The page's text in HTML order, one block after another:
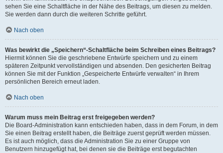
sehen Sie eine Schaltfläche in der Nähe des Beitrags, um diesen zu melden.
Sie werden dann durch die weiteren Schritte geführt.
Nach oben
Was bewirkt die „Speichern“-Schaltfläche beim Schreiben eines Beitrags?
Hiermit können Sie die geschriebene Entwürfe speichern und zu einem
späteren Zeitpunkt vervollständigen und absenden. Den gesicherten Beitrag
können Sie mit der Funktion „Gespeicherte Entwürfe verwalten“ in Ihrem
persönlichen Bereich erneut laden.
Nach oben
Warum muss mein Beitrag erst freigegeben werden?
Die Board-Administration kann entschieden haben, dass in dem Forum, in dem
Sie einen Beitrag erstellt haben, die Beiträge zuerst geprüft werden müssen.
Es ist auch möglich, dass die Administration Sie zu einer Gruppe von
Benutzern hinzugefügt hat, bei denen sie die Beiträge erst begutachten